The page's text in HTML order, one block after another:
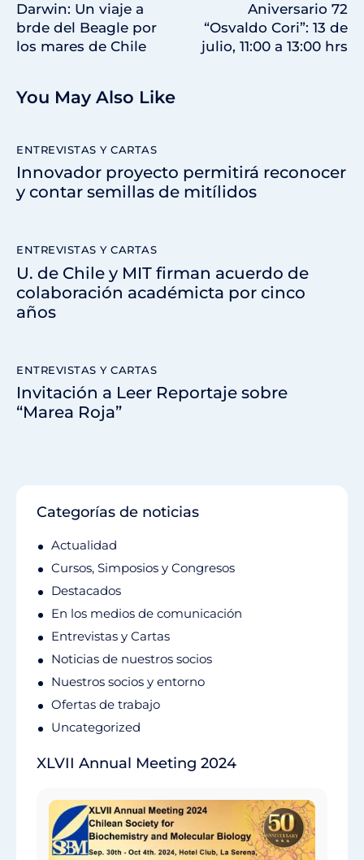
Darwin: Un viaje a
brde del Beagle por
los mares de Chile
Aniversario 72
“Osvaldo Cori”: 13 de
julio, 11:00 a 13:00 hrs
You May Also Like
ENTREVISTAS Y CARTAS
Innovador proyecto permitirá reconocer
y contar semillas de mitílidos
ENTREVISTAS Y CARTAS
U. de Chile y MIT firman acuerdo de
colaboración académicta por cinco
años
ENTREVISTAS Y CARTAS
Invitación a Leer Reportaje sobre
“Marea Roja”
Categorías de noticias
Actualidad
Cursos, Simposios y Congresos
Destacados
En los medios de comunicación
Entrevistas y Cartas
Noticias de nuestros socios
Nuestros socios y entorno
Ofertas de trabajo
Uncategorized
XLVII Annual Meeting 2024